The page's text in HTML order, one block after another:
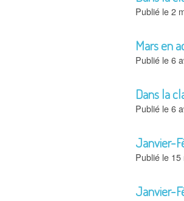
2
Mars en
6
Dans la
6
Janvier-
15
Janvier-